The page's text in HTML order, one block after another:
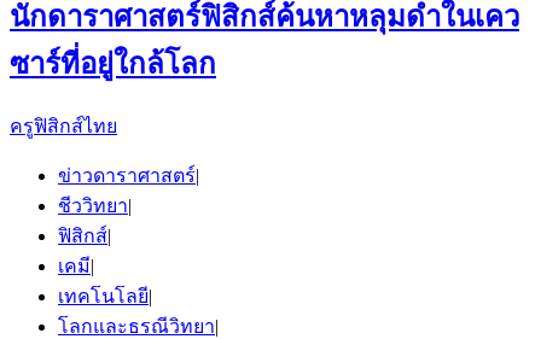
นักดาราศาสตร์ฟิสิกส์ค้นหาหลุมดำในเคว
ซาร์ที่อยู่ใกล้โลก
ครูฟิสิกส์ไทย
ข่าวดาราศาสตร์|
ชีววิทยา|
ฟิสิกส์|
เคมี|
เทคโนโลยี|
โลกและธรณีวิทยา|